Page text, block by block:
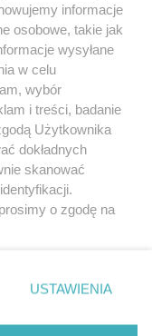
HOSTING
KONTAKT
Muzyka i kultura
wydarzeń
Zdjęcia miasta
informacje
osobowe, takie jak
wysyłane
w celu
wybór
i treści, badanie
Użytkownika
dokładnych
skanować
o zgodę na
. Niektóre
USTAWIENIA